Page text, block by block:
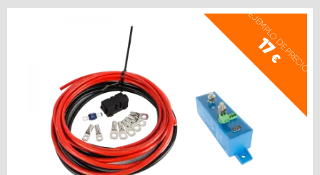
EJEMPLO DE PRECIO
17
€